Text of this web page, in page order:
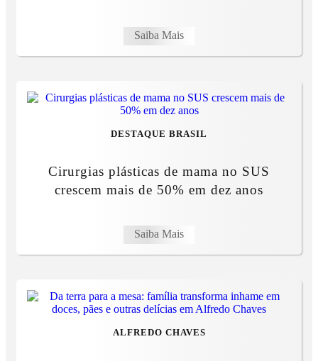
Saiba Mais
DESTAQUE BRASIL
Cirurgias plásticas de mama no SUS
crescem mais de 50% em dez anos
Saiba Mais
ALFREDO CHAVES